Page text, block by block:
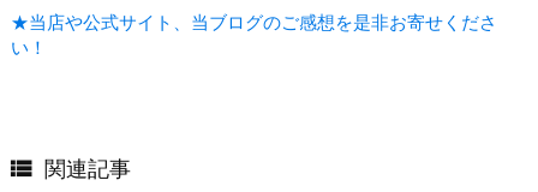
★当店や公式サイト、当ブログのご感想を是非お寄せくださ
い！
 関連記事